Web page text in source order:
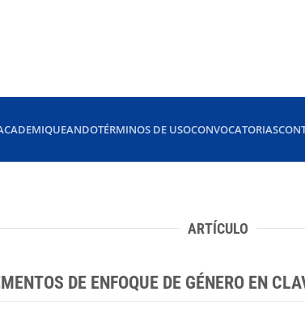
TÉRMINOS DE USOCONVOCATORIAS
ARTÍCULO
DE ENFOQUE DE GÉNERO EN